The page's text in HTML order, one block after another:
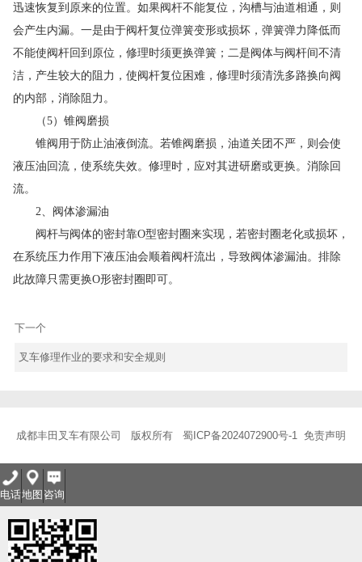
迅速恢复到原来的位置。如果阀杆不能复位，沟槽与油道相通，则
会产生内漏。一是由于阀杆复位弹簧变形或损坏，弹簧弹力降低而
不能使阀杆回到原位，修理时须更换弹簧；二是阀体与阀杆间不清
洁，产生较大的阻力，使阀杆复位困难，修理时须清洗多路换向阀
的内部，消除阻力。
（5）锥阀磨损
锥阀用于防止油液倒流。若锥阀磨损，油道关团不严，则会使
液压油回流，使系统失效。修理时，应对其进研磨或更换。消除回
流。
2、阀体渗漏油
阀杆与阀体的密封靠O型密封圈来实现，若密封圈老化或损坏，
在系统压力作用下液压油会顺着阀杆流出，导致阀体渗漏油。排除
此故障只需更换O形密封圈即可。
下一个
叉车修理作业的要求和安全规则
成都丰田叉车有限公司 版权所有 蜀ICP备2024072900号-1 免责声明
电话地图 咨询